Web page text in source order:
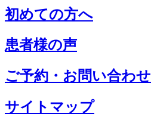
初めての方へ
患者様の声
ご予約・お問い合わせ
サイトマップ